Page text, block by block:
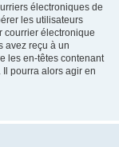
électroniques de
les utilisateurs
courrier électronique
avez reçu à un
les en-têtes contenant
pourra alors agir en